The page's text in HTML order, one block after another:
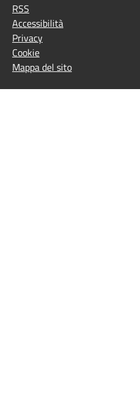
RSS
Accessibilità
Privacy
Cookie
Mappa del sito